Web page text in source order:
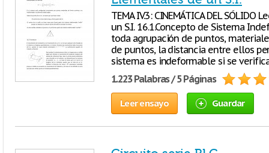
TEMA IV.3: CINEMÁTICA DEL
un S.I. 16.1.Concepto de Sistema
toda agrupación de puntos,
de puntos, la distancia entre ellos
sistema es indeformable si se
1.223 Palabras / 5 Páginas
Leer ensayo Guardar